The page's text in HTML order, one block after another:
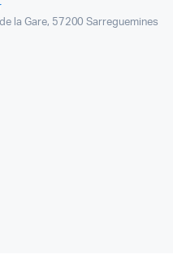
la Gare, 57200 Sarreguemines